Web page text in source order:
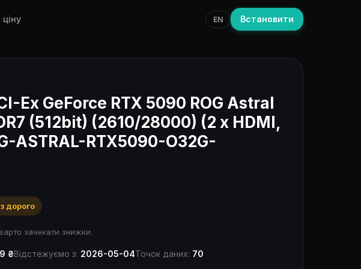
EN Встановити
Ex GeForce RTX 5090 ROG Astral
(512bit) (2610/28000) (2 x HDMI,
ASTRAL-RTX5090-O32G-
дорого
зачекати знижки.
₴Відстежуємо з: 2026-05-04Точок даних: 70